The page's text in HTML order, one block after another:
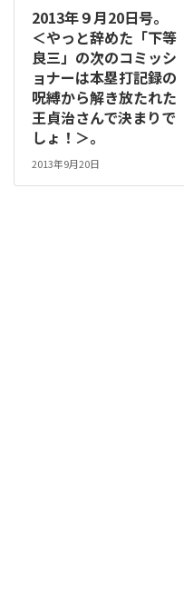
2013年９月20日号。
＜やっと辞めた「下等
良三」の次のコミッシ
ョナーは本塁打記録の
呪縛から解き放たれた
王貞治さんで決まりで
しょ！＞。
2013年9月20日